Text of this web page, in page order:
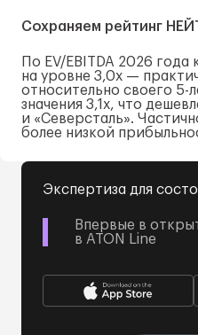
Сохраняем рейтинг
По EV/EBITDA 2026 года
на уровне 3,0х —
относительно своего 5-
значения 3,1x, что
и «Северсталь».
более низкой
Экспертиза для
Впервые в
в ATON Line